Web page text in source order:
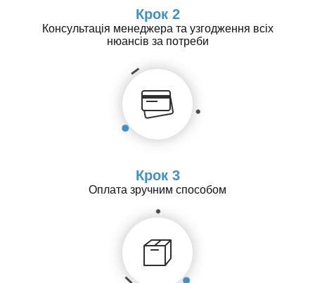
Крок 2
Консультація менеджера та узгодження всіх
нюансів за потреби
Крок 3
Оплата зручним способом